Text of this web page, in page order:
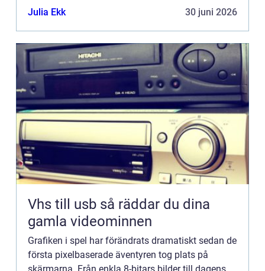
rasande takt. ...
Julia Ekk 30 juni 2026
Vhs till usb så räddar du dina
gamla videominnen
Grafiken i spel har förändrats dramatiskt sedan de
första pixelbaserade äventyren tog plats på